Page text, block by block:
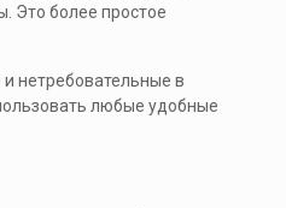
Это более простое
нетребовательные в
любые удобные